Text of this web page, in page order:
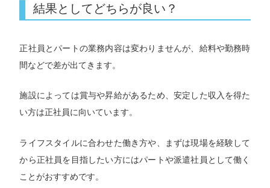
結果としてどちらが良い？
正社員とパートの業務内容は変わりませんが、給料や勤務時
間などで差が出てきます。
施設によっては賞与や昇給があるため、安定した収入を得た
い方は正社員に向いています。
ライフスタイルに合わせた働き方や、まずは現場を経験して
から正社員を目指したい方にはパートや派遣社員として働く
ことがおすすめです。